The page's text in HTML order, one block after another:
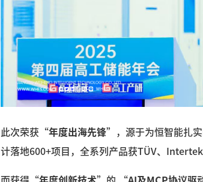
此次荣获“年度出海先锋”，源于为恒智能扎实
计落地600+项目，全系列产品获TÜV、Intertek